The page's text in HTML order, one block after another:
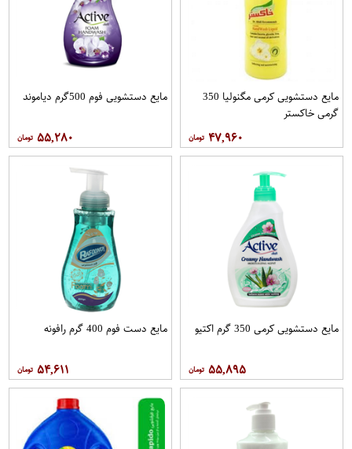
مایع دستشویی کرمی مگنولیا 350
گرمی خاکستر
۴۷,۹۶۰
مایع دستشویی فوم 500گرم دیاموند
۵۵,۲۸۰
مایع دستشویی کرمی 350 گرم اکتیو
۵۵,۸۹۵
مایع دست فوم 400 گرم رافونه
۵۴,۶۱۱